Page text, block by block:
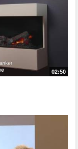
02:50